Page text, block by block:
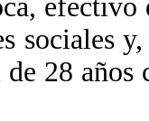
efectivo
sociales
28 años